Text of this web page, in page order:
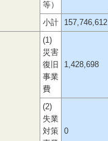
等）
小計 157,746,612
(1)
災害
復旧
事業
費
1,428,698
(2)
失業
対策
0